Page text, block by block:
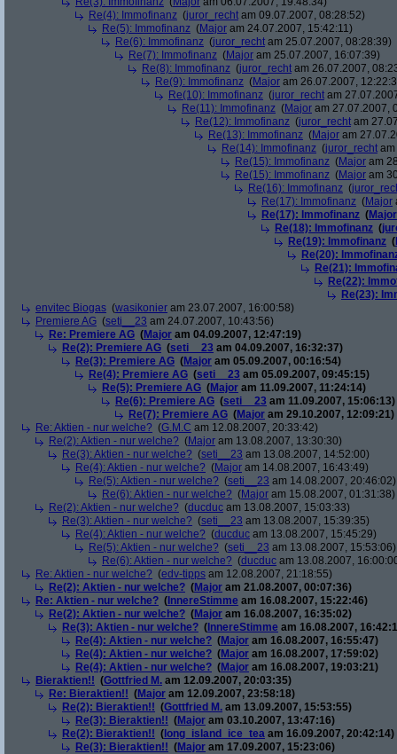
Re(4): Immofinanz (juror_recht am 09.07.2007, 08:28:52)
Re(5): Immofinanz (Major am 24.07.2007, 15:42:11)
Re(6): Immofinanz (juror_recht am 25.07.2007, 08:28:39)
Re(7): Immofinanz (Major am 25.07.2007, 16:07:39)
Re(8): Immofinanz (juror_recht am 26.07.2007,
Re(9): Immofinanz (Major am 26.07.2007,
Re(10): Immofinanz (juror_recht am
Re(11): Immofinanz (Major am 27.07.2007,
Re(12): Immofinanz (juror_recht am
Re(13): Immofinanz (Major am
Re(14): Immofinanz (juror_recht
Re(15): Immofinanz (Major am
Re(15): Immofinanz (Major am
Re(16): Immofinanz (
Re(17): Immofinanz (Major
Re(17): Immofinanz (Major
Re(18): Immofinanz (
Re(19): Immofinanz (
Re(20):
Re(21):
Re(22):
Re(23):
envitec Biogas (wasikonier am 23.07.2007, 16:00:58)
Premiere AG (seti__23 am 24.07.2007, 10:43:56)
Re: Premiere AG (Major am 04.09.2007, 12:47:19)
Re(2): Premiere AG (seti__23 am 04.09.2007, 16:32:37)
Re(3): Premiere AG (Major am 05.09.2007, 00:16:54)
Re(4): Premiere AG (seti__23 am 05.09.2007, 09:45:15)
Re(5): Premiere AG (Major am 11.09.2007, 11:24:14)
Re(6): Premiere AG (seti__23 am 11.09.2007, 15:06:13)
Re(7): Premiere AG (Major am 29.10.2007, 12:09:21)
Re: Aktien - nur welche? (G.M.C am 12.08.2007, 20:33:42)
Re(2): Aktien - nur welche? (Major am 13.08.2007, 13:30:30)
Re(3): Aktien - nur welche? (seti__23 am 13.08.2007, 14:52:00)
Re(4): Aktien - nur welche? (Major am 14.08.2007, 16:43:49)
Re(5): Aktien - nur welche? (seti__23 am 14.08.2007, 20:46:02)
Re(6): Aktien - nur welche? (Major am 15.08.2007, 01:31:38)
Re(2): Aktien - nur welche? (ducduc am 13.08.2007, 15:03:33)
Re(3): Aktien - nur welche? (seti__23 am 13.08.2007, 15:39:35)
Re(4): Aktien - nur welche? (ducduc am 13.08.2007, 15:45:29)
Re(5): Aktien - nur welche? (seti__23 am 13.08.2007, 15:53:06)
Re(6): Aktien - nur welche? (ducduc am 13.08.2007,
Re: Aktien - nur welche? (edv-tipps am 12.08.2007, 21:18:55)
Re(2): Aktien - nur welche? (Major am 21.08.2007, 00:07:36)
Re: Aktien - nur welche? ( InnereStimme am 16.08.2007, 15:22:46)
Re(2): Aktien - nur welche? (Major am 16.08.2007, 16:35:02)
Re(3): Aktien - nur welche? ( InnereStimme am 16.08.2007,
Re(4): Aktien - nur welche? (Major am 16.08.2007, 16:55:47)
Re(4): Aktien - nur welche? (Major am 16.08.2007, 17:59:02)
Re(4): Aktien - nur welche? (Major am 16.08.2007, 19:03:21)
Bieraktien!! (Gottfried M. am 12.09.2007, 20:03:35)
Re: Bieraktien!! (Major am 12.09.2007, 23:58:18)
Re(2): Bieraktien!! (Gottfried M. am 13.09.2007, 15:53:55)
Re(3): Bieraktien!! (Major am 03.10.2007, 13:47:16)
Re(2): Bieraktien!! ( long_island_ice_tea am 16.09.2007, 20:42:14)
Re(3): Bieraktien!! (Major am 17.09.2007, 15:23:06)